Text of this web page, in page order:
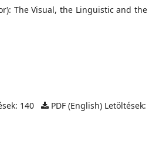
The Visual, the Linguistic and the
140
PDF (English) Letöltések: